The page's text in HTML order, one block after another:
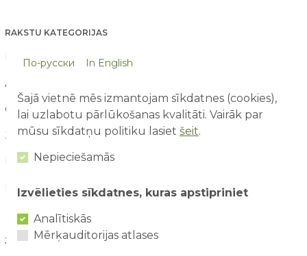
RAKSTU KATEGORIJAS
Blogs (15)
Aktuāli (90)
Galerija (11)
Jaunumi (160)
Konkursi (21)
Par mums raksta (21)
JAUNĀKIE RAKSTI
По-русски In English
Šajā vietnē mēs izmantojam sīkdatnes (cookies),
lai uzlabotu pārlūkošanas kvalitāti. Vairāk par
mūsu sīkdatņu politiku lasiet šeit.
Nepieciešamās
Izvēlieties sīkdatnes, kuras apstipriniet
Analītiskās
Mērķauditorijas atlases